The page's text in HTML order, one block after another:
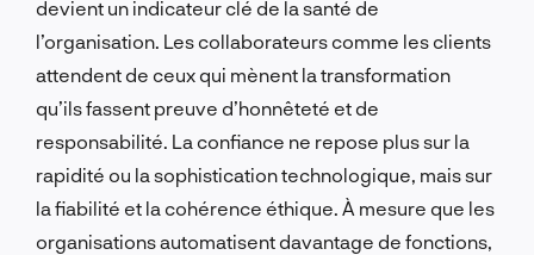
devient un indicateur clé de la santé de
l’organisation. Les collaborateurs comme les clients
attendent de ceux qui mènent la transformation
qu’ils fassent preuve d’honnêteté et de
responsabilité. La confiance ne repose plus sur la
rapidité ou la sophistication technologique, mais sur
la fiabilité et la cohérence éthique. À mesure que les
organisations automatisent davantage de fonctions,